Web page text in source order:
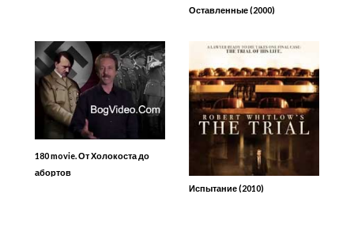
Оставленные (2000)
180 movie. От Холокоста до
абортов
Испытание (2010)